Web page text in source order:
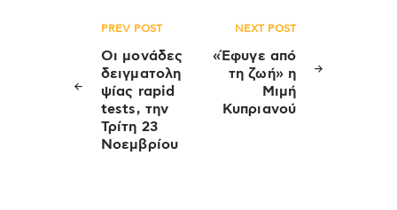
Πλοήγηση
άρθρων
PREV POST
Οι μονάδες
δειγματολη
ψίας rapid
tests, την
Τρίτη 23
Νοεμβρίου
NEXT POST
«Έφυγε από
τη ζωή» η
Μιμή
Κυπριανού